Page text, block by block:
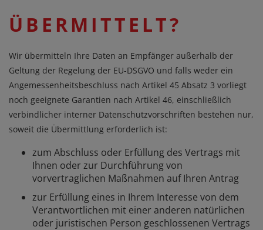
ÜBERMITTELT?
Wir übermitteln Ihre Daten an Empfänger außerhalb der
Geltung der Regelung der EU-DSGVO und falls weder ein
Angemessenheitsbeschluss nach Artikel 45 Absatz 3 vorliegt
noch geeignete Garantien nach Artikel 46, einschließlich
verbindlicher interner Datenschutzvorschriften bestehen nur,
soweit die Übermittlung erforderlich ist:
zum Abschluss oder Erfüllung des Vertrags mit
Ihnen oder zur Durchführung von
vorvertraglichen Maßnahmen auf Ihren Antrag
zur Erfüllung eines in Ihrem Interesse von dem
Verantwortlichen mit einer anderen natürlichen
oder juristischen Person geschlossenen Vertrags